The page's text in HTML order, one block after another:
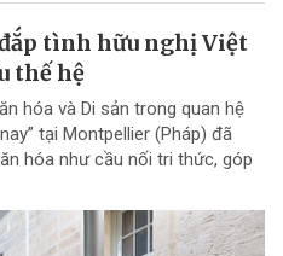
tình hữu nghị Việt
thế hệ
hóa và Di sản trong quan hệ
tại Montpellier (Pháp) đã
hóa như cầu nối tri thức, góp